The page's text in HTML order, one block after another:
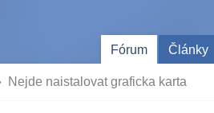
Fórum
Články
Nejde naistalovat graficka karta